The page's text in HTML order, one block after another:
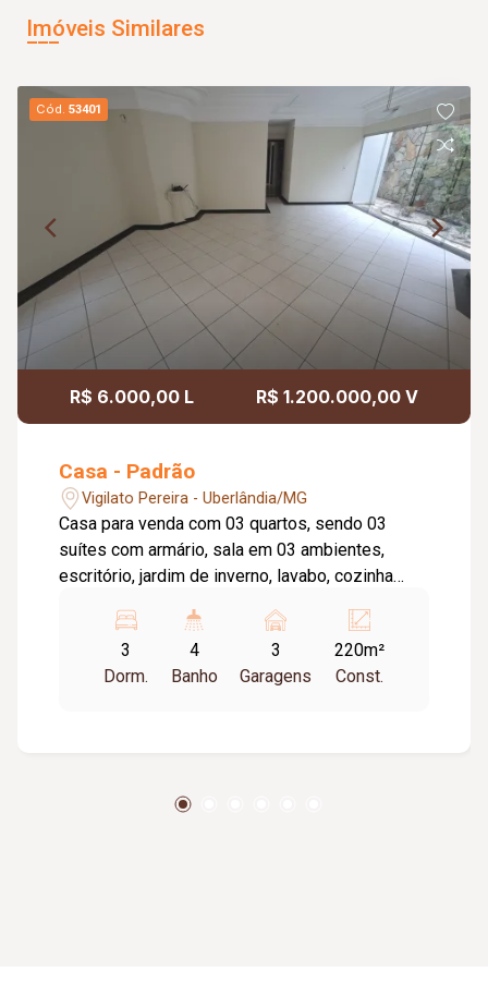
Imóveis Similares
Cód.53401
R$ 6.000,00 L R$ 1.200.000,00 V
Casa - Padrão
Vigilato Pereira - Uberlândia/MG
Casa para venda com 03 quartos, sendo 03
suítes com armário, sala em 03 ambientes,
escritório, jardim de inverno, lavabo, cozinha
despensa, quarto de empregada, área de
serviço, área para secar roupa, 03 vagas de
garagem, portão eletrônico, vídeo porteiro,
3
Dorm.
4
Banho
3
Garagens
220m²
Const.